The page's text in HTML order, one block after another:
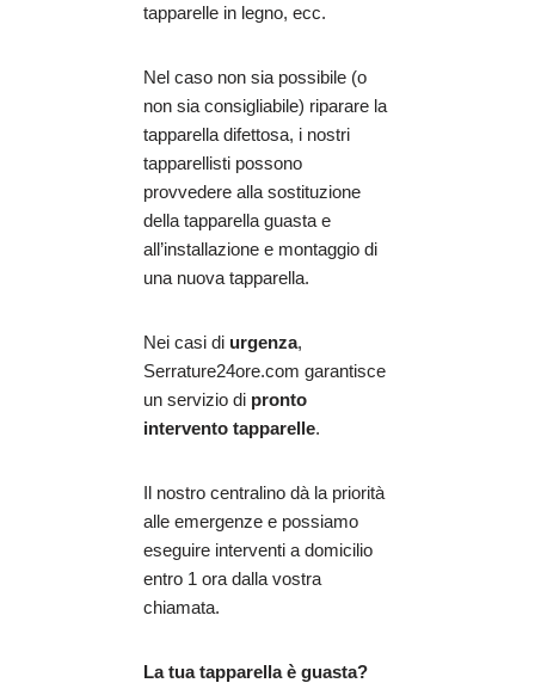
tapparelle in legno, ecc.
Nel caso non sia possibile (o
non sia consigliabile) riparare la
tapparella difettosa, i nostri
tapparellisti possono
provvedere alla sostituzione
della tapparella guasta e
all’installazione e montaggio di
una nuova tapparella.
Nei casi di urgenza,
Serrature24ore.com garantisce
un servizio di pronto
intervento tapparelle.
Il nostro centralino dà la priorità
alle emergenze e possiamo
eseguire interventi a domicilio
entro 1 ora dalla vostra
chiamata.
La tua tapparella è guasta?